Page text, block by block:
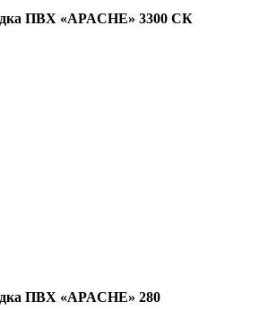
ПВХ «APACHE» 3300 СК
ПВХ «APACHE» 280